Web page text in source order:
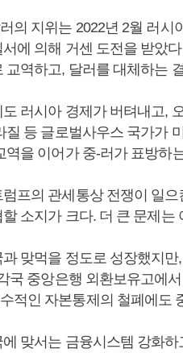
의 지위는 2022년 2월 러
에 의해 거센 도전을 받았
교역하고, 달러를 대체하는
러시아 경제가 버텨내고,
질 등 글로벌사우스 국가가
역을 이어가 중-러가 표방하
프의 관세통상 전쟁이 일
소지가 크다. 더 큰 문제
맞먹을 정도로 성장했지
국 중앙은행 외환보유고에
적인 자본통제의 철폐에도
맞서는 금융시스템 강화